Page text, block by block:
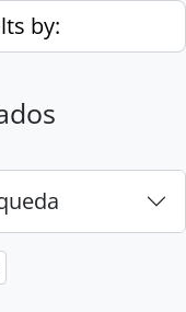
by: